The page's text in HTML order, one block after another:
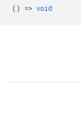
() => void